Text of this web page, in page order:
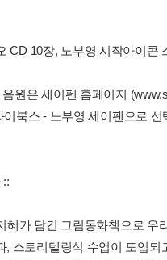
CD 10장, 노부영 시작아이콘
원은 세이펜 홈페이지
북스 - 노부영 세이펜으로
::
혜가 담긴 그림동화책으로
스토리텔링식 수업이 도입